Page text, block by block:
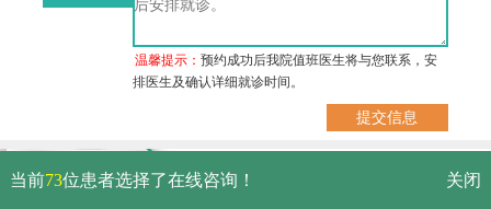
温馨提示：预约成功后我院值班医生将与您联系，安
排医生及确认详细就诊时间。
武汉市硚口区解放大道479号
当前73位患者选择了在线咨询！ 关闭